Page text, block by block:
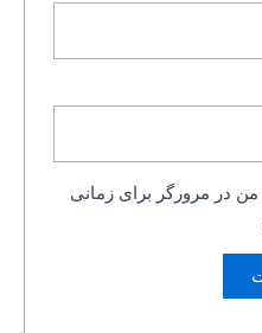
من در مرورگر برای زمانی